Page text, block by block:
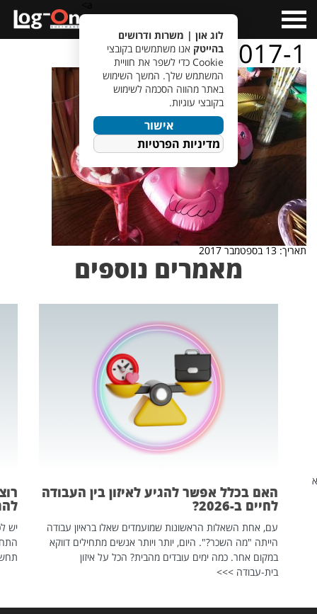
Menu
pool-party-2017-1
תאריך: 13 בספטמבר 2017
מאמרים נוספים
האם בכלל אפשר להגיע לאיזון בין העבודה
לחיים ב-2026?
עם, אחת השאלות הראשונות שמועמדים שאלו בראיון עבודה
הייתה "מה השכר?". היום, יותר ויותר אנשים מתחילים דווקא
במקום אחר. כמה ימים עובדים מהבית? הכל על איזון
בית-עבודה >>>
יש
לוג און | משרות ודרושים
בהייטק אנו משתמשים בקובצי
Cookie כדי לשפר את חוויית
המשתמש שלך. המשך השימוש
באתר מהווה הסכמה לשימוש
בקובצי עוגיות.
אישור
מדיניות הפרטיות